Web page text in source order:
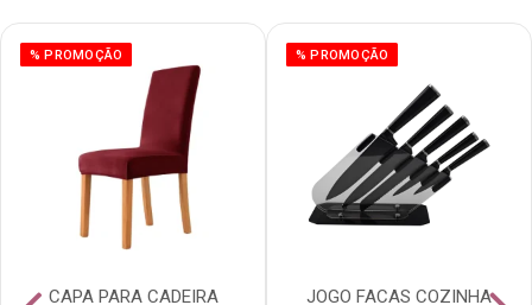
% PROMOÇÃO
CAPA PARA CADEIRA
% PROMOÇÃO
JOGO FACAS COZINHA